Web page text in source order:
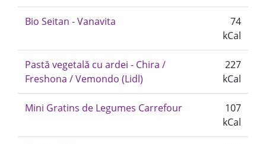
Bio Seitan - Vanavita
74
kCal
Pastă vegetală cu ardei - Chira /
Freshona / Vemondo (Lidl)
227
kCal
Mini Gratins de Legumes Carrefour
107
kCal